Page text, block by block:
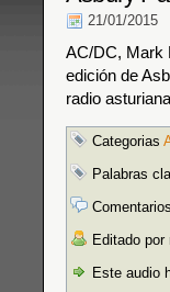
21/01/2015
AC/DC, Mark
edición de
radio
Categorias
Palabras
Editado por
Este audio